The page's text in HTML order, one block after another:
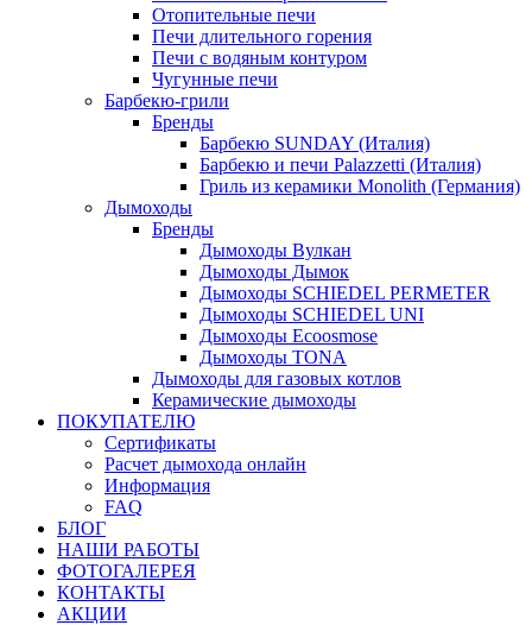
Отопительные печи
Печи длительного горения
Печи с водяным контуром
Чугунные печи
Барбекю-грили
Бренды
Барбекю SUNDAY (Италия)
Барбекю и печи Palazzetti (Италия)
Гриль из керамики Monolith (Германия)
Дымоходы
Бренды
Дымоходы Вулкан
Дымоходы Дымок
Дымоходы SCHIEDEL PERMETER
Дымоходы SCHIEDEL UNI
Дымоходы Ecoosmose
Дымоходы TONA
Дымоходы для газовых котлов
Керамические дымоходы
ПОКУПАТЕЛЮ
Сертификаты
Расчет дымохода онлайн
Информация
FAQ
БЛОГ
НАШИ РАБОТЫ
ФОТОГАЛЕРЕЯ
КОНТАКТЫ
АКЦИИ